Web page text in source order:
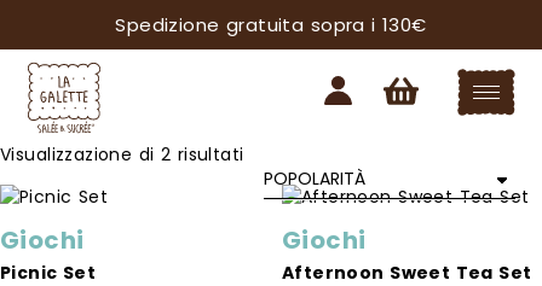
Spedizione gratuita sopra i 130€
Visualizzazione di 2 risultati
Giochi
Picnic Set
Giochi
Afternoon Sweet Tea Set